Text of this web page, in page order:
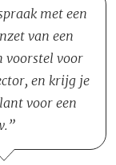
met een
van een
voorstel voor
en krijg je
voor een